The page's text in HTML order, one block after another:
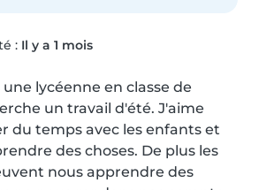
: Il y a 1 mois
lycéenne en classe de
un travail d'été. J'aime
du temps avec les enfants et
des choses. De plus les
nous apprendre des